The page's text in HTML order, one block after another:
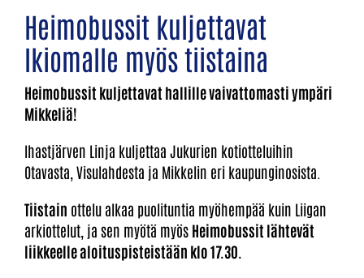
Heimobussit kuljettavat
Ikiomalle myös tiistaina
Heimobussit kuljettavat hallille vaivattomasti ympäri
Mikkeliä!
Ihastjärven Linja kuljettaa Jukurien kotiotteluihin
Otavasta, Visulahdesta ja Mikkelin eri kaupunginosista.
Tiistain ottelu alkaa puolituntia myöhempää kuin Liigan
arkiottelut, ja sen myötä myös Heimobussit lähtevät
liikkeelle aloituspisteistään klo 17.30.